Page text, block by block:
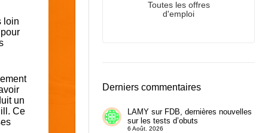
loin
un
Ce
Toutes les offres
d'emploi
Derniers commentaires
LAMYsur FDB, dernières nouvelles
sur les tests d’obuts
6 Août. 2026